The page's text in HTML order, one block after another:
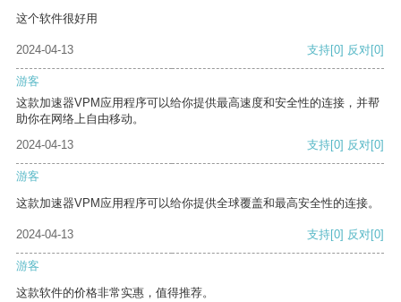
这个软件很好用
2024-04-13 支持[0] 反对[0]
游客
这款加速器VPM应用程序可以给你提供最高速度和安全性的连接，并帮
助你在网络上自由移动。
2024-04-13
支持[0] 反对[0]
游客
这款加速器VPM应用程序可以给你提供全球覆盖和最高安全性的连接。
2024-04-13 支持[0] 反对[0]
游客
这款软件的价格非常实惠，值得推荐。